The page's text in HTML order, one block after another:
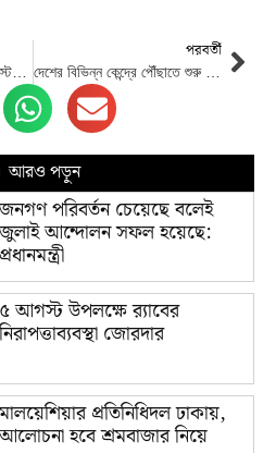
পরবর্তী
আরও পড়ুন
জনগণ পরিবর্তন চেয়েছে বলেই
জুলাই আন্দোলন সফল হয়েছে:
প্রধানমন্ত্রী
৫ আগস্ট উপলক্ষে র‌্যাবের
নিরাপত্তাব্যবস্থা জোরদার
মালয়েশিয়ার প্রতিনিধিদল ঢাকায়,
আলোচনা হবে শ্রমবাজার নিয়ে